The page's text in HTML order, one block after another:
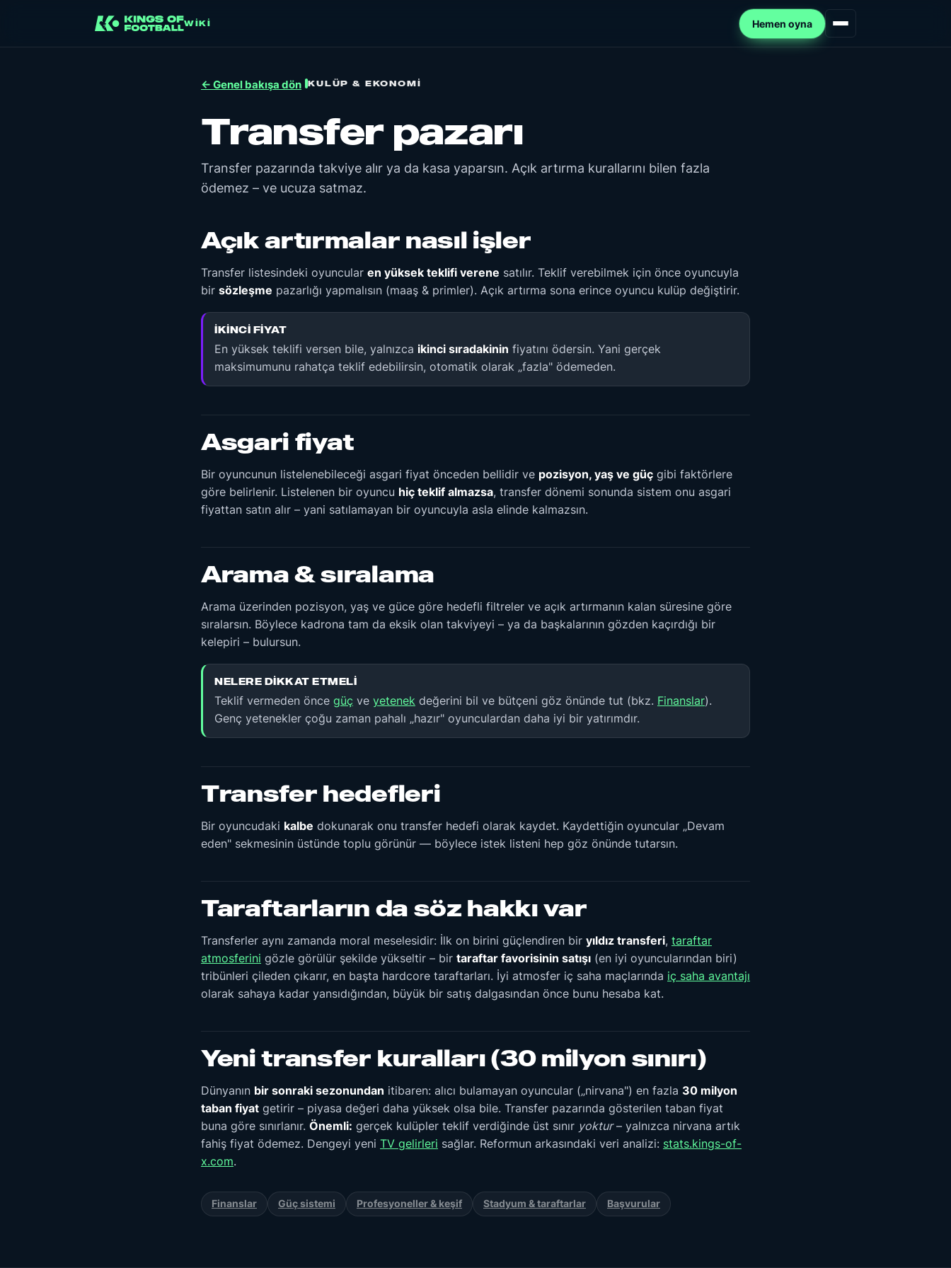
WIKI Hemen oyna
← Genel bakışa dön KULÜP & EKONOMI
Transfer pazarı
Transfer pazarında takviye alır ya da kasa yaparsın. Açık artırma kurallarını bilen fazla
ödemez – ve ucuza satmaz.
Açık artırmalar nasıl işler
Transfer listesindeki oyuncular en yüksek teklifi verene satılır. Teklif verebilmek için önce oyuncuyla
bir sözleşme pazarlığı yapmalısın (maaş & primler). Açık artırma sona erince oyuncu kulüp değiştirir.
İKINCI FIYAT
En yüksek teklifi versen bile, yalnızca ikinci sıradakinin fiyatını ödersin. Yani gerçek
maksimumunu rahatça teklif edebilirsin, otomatik olarak „fazla" ödemeden.
Asgari fiyat
Bir oyuncunun listelenebileceği asgari fiyat önceden bellidir ve pozisyon, yaş ve güç gibi faktörlere
göre belirlenir. Listelenen bir oyuncu hiç teklif almazsa, transfer dönemi sonunda sistem onu asgari
fiyattan satın alır – yani satılamayan bir oyuncuyla asla elinde kalmazsın.
Arama & sıralama
Arama üzerinden pozisyon, yaş ve güce göre hedefli filtreler ve açık artırmanın kalan süresine göre
sıralarsın. Böylece kadrona tam da eksik olan takviyeyi – ya da başkalarının gözden kaçırdığı bir
kelepiri – bulursun.
NELERE DIKKAT ETMELI
Teklif vermeden önce güç ve yetenek değerini bil ve bütçeni göz önünde tut (bkz. Finanslar).
Genç yetenekler çoğu zaman pahalı „hazır" oyunculardan daha iyi bir yatırımdır.
Transfer hedefleri
Bir oyuncudaki kalbe dokunarak onu transfer hedefi olarak kaydet. Kaydettiğin oyuncular „Devam
eden" sekmesinin üstünde toplu görünür — böylece istek listeni hep göz önünde tutarsın.
Taraftarların da söz hakkı var
Transferler aynı zamanda moral meselesidir: İlk on birini güçlendiren bir yıldız transferi, taraftar
atmosferini gözle görülür şekilde yükseltir – bir taraftar favorisinin satışı (en iyi oyuncularından biri)
tribünleri çileden çıkarır, en başta hardcore taraftarları. İyi atmosfer iç saha maçlarında iç saha avantajı
olarak sahaya kadar yansıdığından, büyük bir satış dalgasından önce bunu hesaba kat.
Yeni transfer kuralları (30 milyon sınırı)
Dünyanın bir sonraki sezonundan itibaren: alıcı bulamayan oyuncular („nirvana") en fazla 30 milyon
taban fiyat getirir – piyasa değeri daha yüksek olsa bile. Transfer pazarında gösterilen taban fiyat
buna göre sınırlanır. Önemli: gerçek kulüpler teklif verdiğinde üst sınır yoktur– yalnızca nirvana artık
fahiş fiyat ödemez. Dengeyi yeni TV gelirleri sağlar. Reformun arkasındaki veri analizi: stats.kings-of-
x.com.
Finanslar Güç sistemi Profesyoneller & keşif Stadyum & taraftarlar Başvurular